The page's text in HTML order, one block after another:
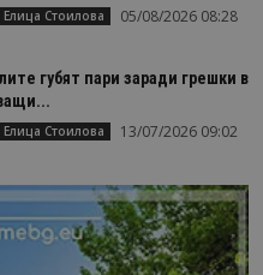
Елица Стоилова 05/08/2026 08:28
губят пари заради грешки в
Елица Стоилова 13/07/2026 09:02